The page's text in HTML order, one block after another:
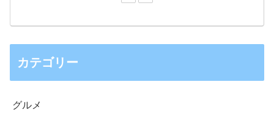
カテゴリー
グルメ